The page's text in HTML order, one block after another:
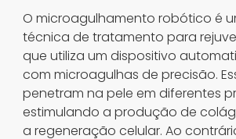
O microagulhamento robótico é
técnica de tratamento para
que utiliza um dispositivo
com microagulhas de precisão.
penetram na pele em diferentes
estimulando a produção de
a regeneração celular. Ao